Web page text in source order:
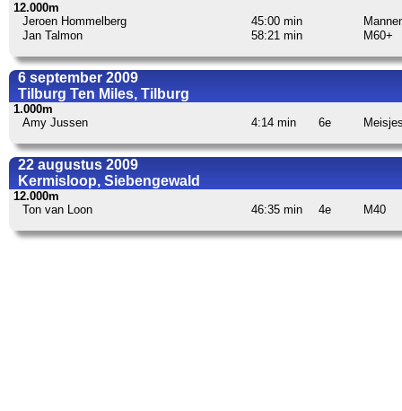
12.000m
Jeroen Hommelberg
45:00 min
Jan Talmon
58:21 min M60+
6 september 2009
Tilburg Ten Miles, Tilburg
1.000m
Amy Jussen
4:14 min 6e
22 augustus 2009
Kermisloop, Siebengewald
12.000m
Ton van Loon
46:35 min 4e M40